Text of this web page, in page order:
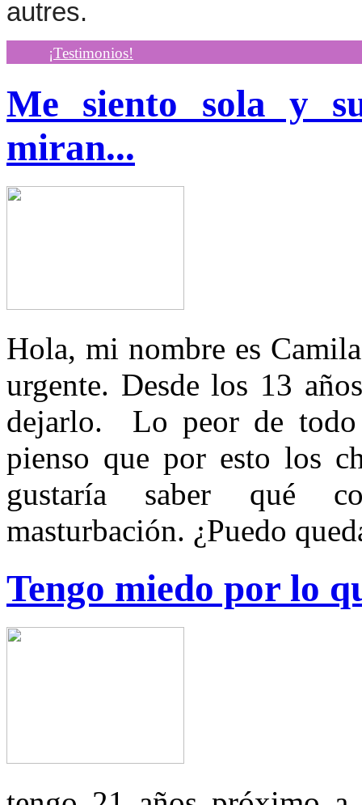
autres.
¡Testimonios!
Me siento sola y
miran...
Hola, mi nombre es
urgente. Desde los 13
dejarlo. Lo peor de todo
pienso que por esto los
gustaría saber qué
masturbación. ¿Puedo
Tengo miedo por lo